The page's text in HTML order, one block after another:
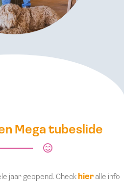
Mega tubeslide
jaar geopend. Check hier alle info